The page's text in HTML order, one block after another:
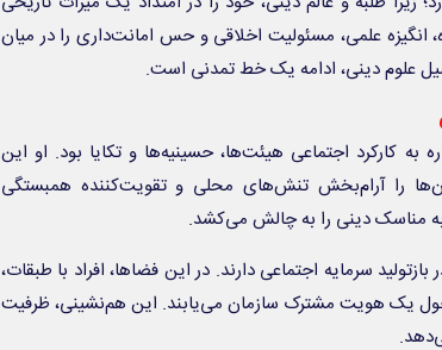
علمی، مسئولیت اخلاقی و حس امانت‌داری را در میان
علوم دینی، ادامه یک خط تمدنی است.
کارکرد اجتماعی هیئت‌ها، حسینیه‌ها و تکایا بود. او این
آن‌ها را آرام‌بخش تنش‌های محلی و تقویت‌کننده همبستگی
مناسک دینی را به چالش می‌کشد.
سرمایه اجتماعی دارند. در این فضاها، افراد با طبقات،
یک هویت مشترک سازمان می‌یابند. این هم‌نشینی، ظرفیت